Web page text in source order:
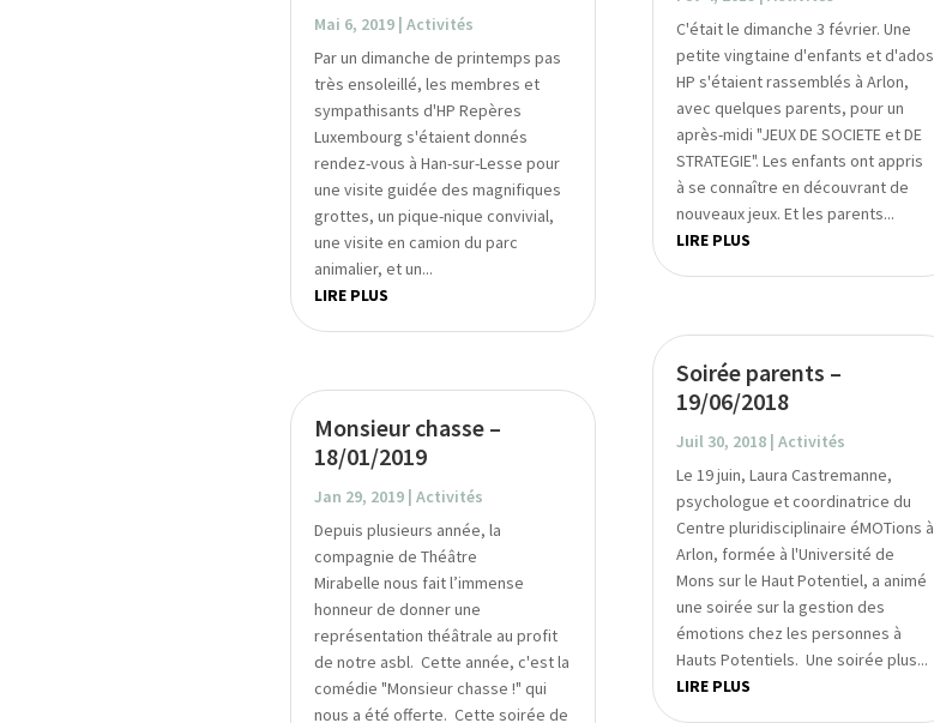
Mai 6, 2019| Activités
Par un dimanche de printemps pas
très ensoleillé, les membres et
sympathisants d'HP Repères
Luxembourg s'étaient donnés
rendez-vous à Han-sur-Lesse pour
une visite guidée des magnifiques
grottes, un pique-nique convivial,
une visite en camion du parc
animalier, et un...
LIRE PLUS
Monsieur chasse –
18/01/2019
Jan 29, 2019| Activités
Depuis plusieurs année, la
compagnie de Théâtre
Mirabelle nous fait l’immense
honneur de donner une
représentation théâtrale au profit
de notre asbl. Cette année, c'est la
comédie "Monsieur chasse !" qui
nous a été offerte. Cette soirée de
C'était le dimanche 3 février. Une
petite vingtaine d'enfants et d'ados
HP s'étaient rassemblés à Arlon,
avec quelques parents, pour un
après-midi "JEUX DE SOCIETE et DE
STRATEGIE". Les enfants ont appris
à se connaître en découvrant de
nouveaux jeux. Et les parents...
LIRE PLUS
Soirée parents –
19/06/2018
Juil 30, 2018 |Activités
Le 19 juin, Laura Castremanne,
psychologue et coordinatrice du
Centre pluridisciplinaire éMOTions à
Arlon, formée à l'Université de
Mons sur le Haut Potentiel, a animé
une soirée sur la gestion des
émotions chez les personnes à
Hauts Potentiels. Une soirée plus...
LIRE PLUS